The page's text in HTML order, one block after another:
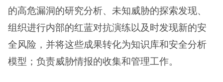
的高危漏洞的研究分析、未知威胁的探索发现、
组织进行内部的红蓝对抗演练以及时发现新的安
全风险，并将这些成果转化为知识库和安全分析
模型；负责威胁情报的收集和管理工作。